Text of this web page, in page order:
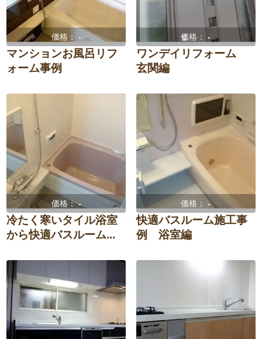
価格： -
マンションお風呂リフ
ォーム事例
価格：-
ワンデイリフォーム
玄関編
価格：-
冷たく寒いタイル浴室
から快適バスルーム...
価格：-
快適バスルーム施工事
例 浴室編